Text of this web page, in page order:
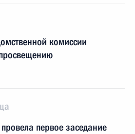
комиссии
первое заседание